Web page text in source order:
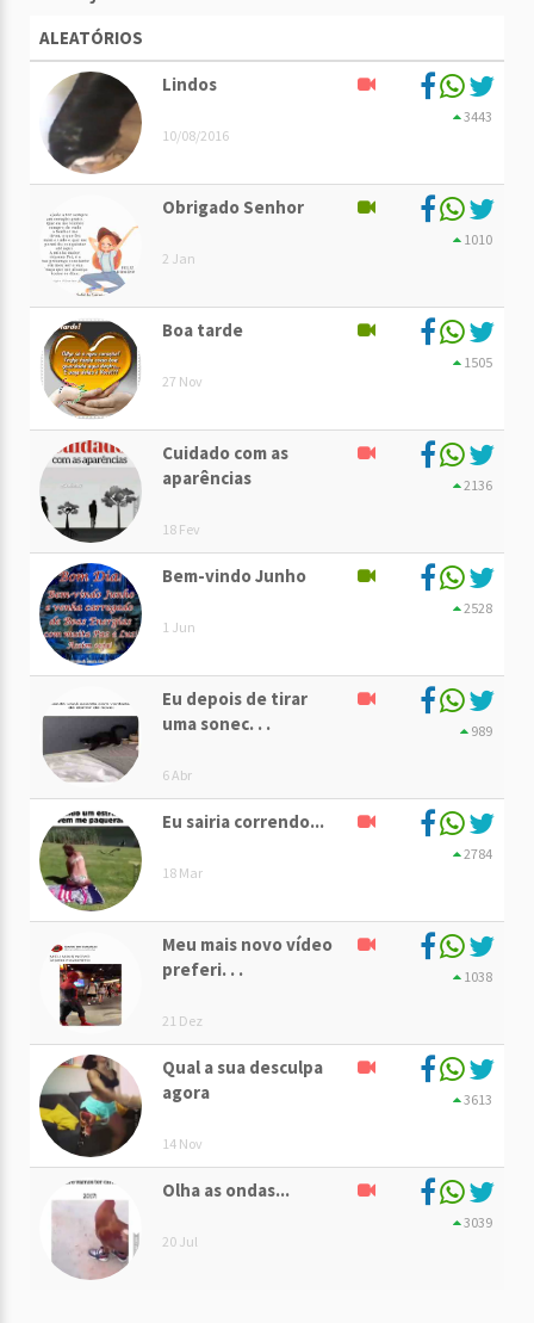
ALEATÓRIOS
Lindos
10/08/2016
3443
Obrigado Senhor
2 Jan
1010
Boa tarde
27 Nov
1505
Cuidado com as
aparências
18 Fev
2136
Bem-vindo Junho
1 Jun
2528
Eu depois de tirar
uma sonec. . .
6 Abr
989
Eu sairia correndo...
18 Mar
2784
Meu mais novo vídeo
preferi. . .
21 Dez
1038
Qual a sua desculpa
agora
14 Nov
3613
Olha as ondas...
20 Jul
3039